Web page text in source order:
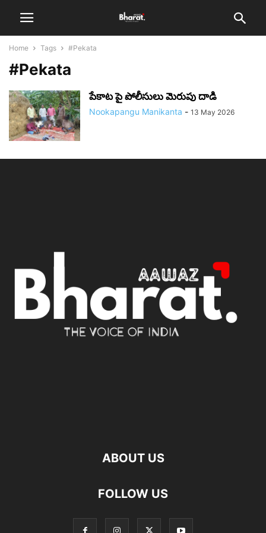
Home Tags #Pekata
#Pekata
పేకాట పై పోలీసులు మెరుపు దాడి
Nookapangu Manikanta - 13 May 2026
ABOUT US
FOLLOW US